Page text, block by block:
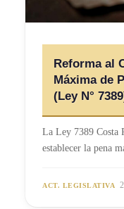
Reforma al
Máxima de
(Ley N°
La Ley 7389 Costa
establecer la pena
ACT. LEGISLATIVA